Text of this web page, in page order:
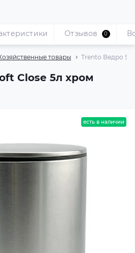
товары Trento Ведро
Close 5л хром
Отзывов 0
есть в наличии